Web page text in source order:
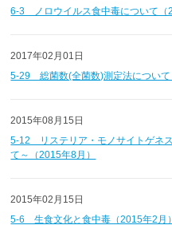
6-3 ノロウイルス食中毒について（
2017年02月01日
5-29 総菌数(全菌数)測定法について
2015年08月15日
5-12 リステリア・モノサイトゲネ
て～（2015年8月）
2015年02月15日
5-6 生食文化と食中毒（2015年2月）